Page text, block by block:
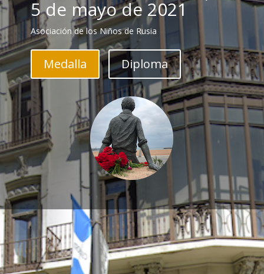
5 de mayo de 2021
Asociación de los Niños de Rusia
Medalla Diploma